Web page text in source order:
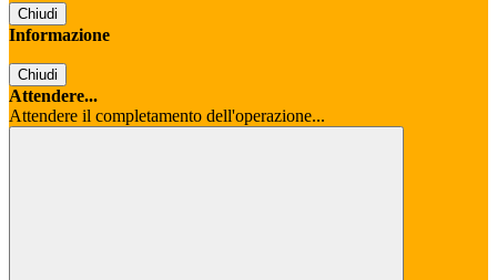
Chiudi
Informazione
Chiudi
Attendere...
Attendere il completamento dell'operazione...